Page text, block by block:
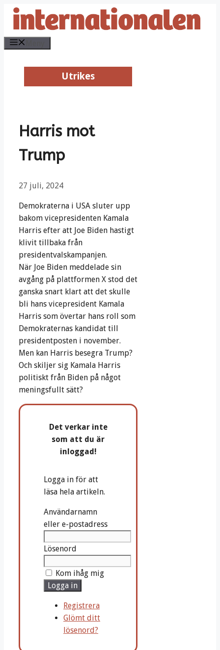
Hoppa
Utrikes
Utrikes
Harris mot
Trump
27 juli, 2024
Demokraterna i USA sluter upp
bakom vicepresidenten Kamala
Harris efter att Joe Biden hastigt
klivit tillbaka från
presidentvalskampanjen.
När Joe Biden meddelade sin
avgång på plattformen X stod det
ganska snart klart att det skulle
bli hans vicepresident Kamala
Harris som övertar hans roll som
Demokraternas kandidat till
presidentposten i november.
Men kan Harris besegra Trump?
Och skiljer sig Kamala Harris
politiskt från Biden på något
meningsfullt sätt?
Det verkar inte
som att du är
inloggad!
Logga in för att
läsa hela artikeln.
Användarnamn
eller e-postadress
Lösenord
Kom ihåg mig
Logga in
Registrera
Glömt ditt
lösenord?